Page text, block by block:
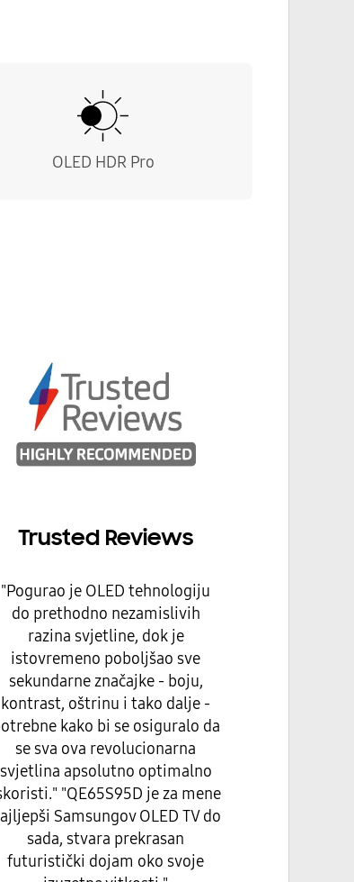
OLED HDR Pro
Trusted Reviews
do prethodno nezamislivih
razina svjetline, dok je
istovremeno poboljšao sve
sekundarne značajke - boju,
kontrast, oštrinu i tako dalje -
potrebne kako bi se osiguralo da
se sva ova revolucionarna
svjetlina apsolutno optimalno
iskoristi." "QE65S95D je za mene
Samsungov OLED TV do
sada, stvara prekrasan
futuristički dojam oko svoje
izuzetne vitkosti."